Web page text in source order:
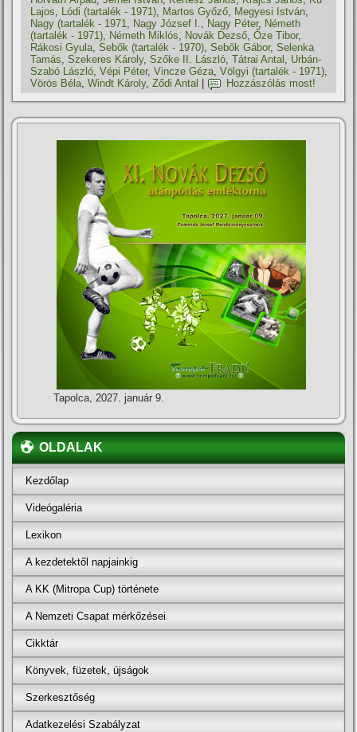
Lajos, Lódi (tartalék - 1971), Martos Győző, Megyesi István,
Nagy (tartalék - 1971, Nagy József I., Nagy Péter, Németh
(tartalék - 1971), Németh Miklós, Novák Dezső,Őze Tibor,
Rákosi Gyula,Sebők (tartalék - 1970),Sebők Gábor,Selenka
Tamás,Szekeres Károly,Szőke II. László,Tátrai Antal , Urbán-
Szabó László,Vépi Péter,Vincze Géza,Völgyi (tartalék - 1971),
Vörös Béla,Windt Károly,Ződi Antal Hozzászólás most!
Tapolca, 2027. január 9.
OLDALAK
Kezdőlap
Videógaléria
Lexikon
A kezdetektől napjainkig
A KK (Mitropa Cup) története
A Nemzeti Csapat mérkőzései
Cikktár
Könyvek, füzetek, újságok
Szerkesztőség
Adatkezelési Szabályzat